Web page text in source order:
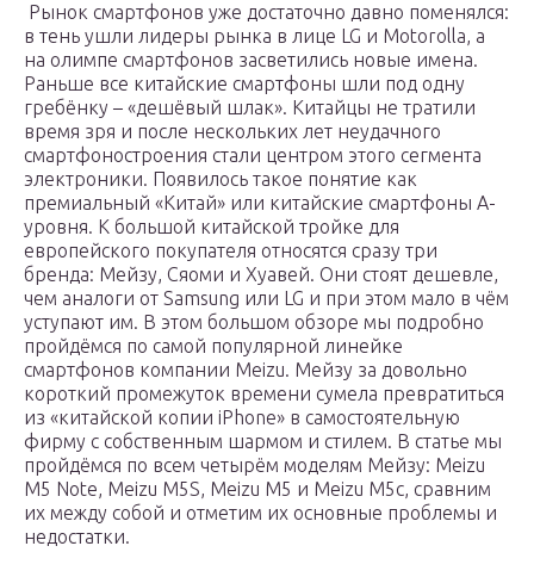
Рынок смартфонов уже достаточно давно поменялся:
в тень ушли лидеры рынка в лице LG и Motorolla, а
на олимпе смартфонов засветились новые имена.
Раньше все китайские смартфоны шли под одну
гребёнку – «дешёвый шлак». Китайцы не тратили
время зря и после нескольких лет неудачного
смартфоностроения стали центром этого сегмента
электроники. Появилось такое понятие как
премиальный «Китай» или китайские смартфоны А-
уровня. К большой китайской тройке для
европейского покупателя относятся сразу три
бренда: Мейзу, Сяоми и Хуaвей. Они стоят дешевле,
чем аналоги от Samsung или LG и при этом мало в чём
уступают им. В этом большом обзоре мы подробно
пройдёмся по самой популярной линейке
смартфонов компании Meizu. Мейзу за довольно
короткий промежуток времени сумела превратиться
из «китайской копии iPhone» в самостоятельную
фирму с собственным шармом и стилем. В статье мы
пройдёмся по всем четырём моделям Мейзу: Meizu
M5 Note, Meizu M5S, Meizu M5 и Meizu M5c, сравним
их между собой и отметим их основные проблемы и
недостатки.